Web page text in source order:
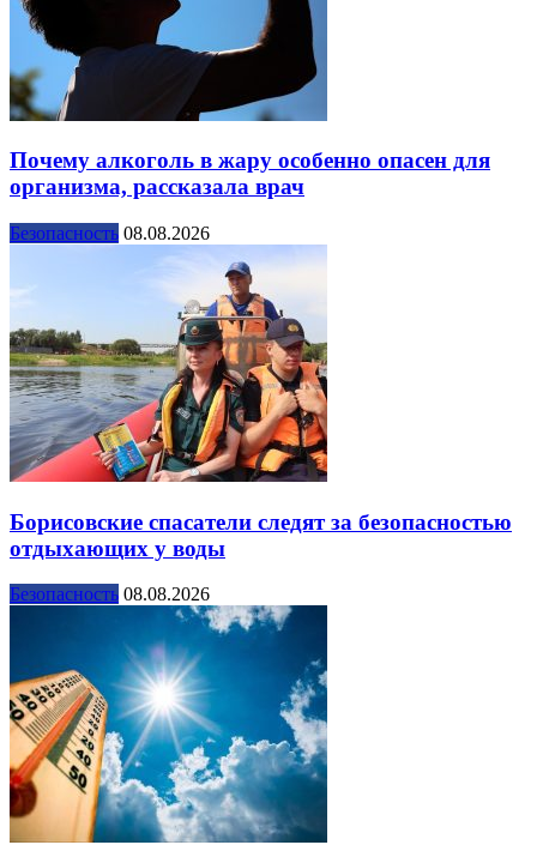
Почему алкоголь в жару особенно опасен для
организма, рассказала врач
Безопасность 08.08.2026
Борисовские спасатели следят за безопасностью
отдыхающих у воды
Безопасность 08.08.2026